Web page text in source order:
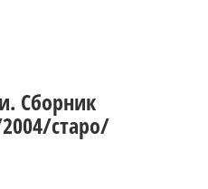
Сборник
старо/